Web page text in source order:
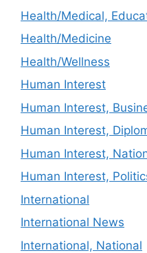
Health/Medical,
Health/Medicine
Health/Wellness
Human Interest
Human Interest,
Human Interest,
Human Interest,
Human Interest,
International
International News
International, National